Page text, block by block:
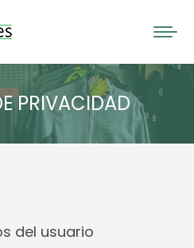
PRIVACIDAD
del usuario